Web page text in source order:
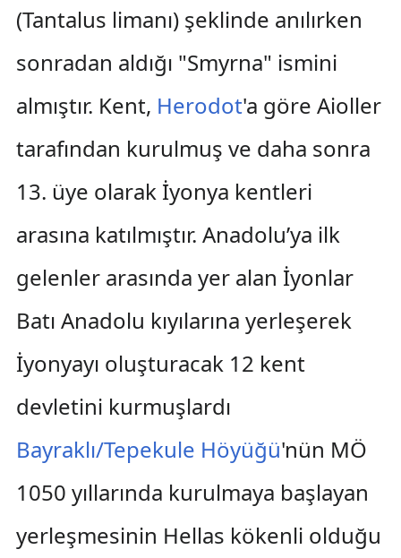
(Tantalus limanı) şeklinde anılırken
sonradan aldığı "Smyrna" ismini
almıştır. Kent, Herodot'a göre Aioller
tarafından kurulmuş ve daha sonra
13. üye olarak İyonya kentleri
arasına katılmıştır. Anadolu’ya ilk
gelenler arasında yer alan İyonlar
Batı Anadolu kıyılarına yerleşerek
İyonyayı oluşturacak 12 kent
devletini kurmuşlardı
Bayraklı/Tepekule Höyüğü'nün MÖ
1050 yıllarında kurulmaya başlayan
yerleşmesinin Hellas kökenli olduğu